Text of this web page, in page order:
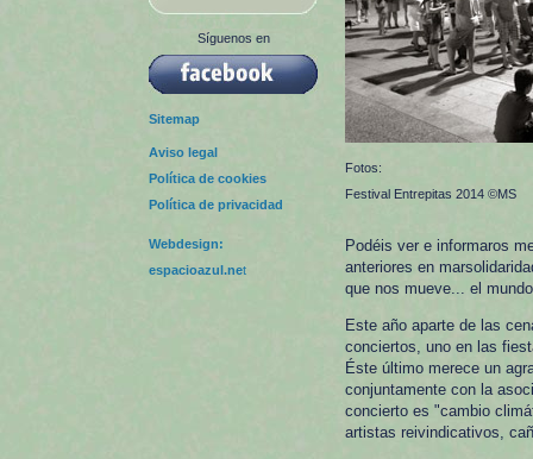
Síguenos en
Sitemap
Aviso legal
Política de cookies
Política de privacidad
Webdesign:
espacioazul.net
Fotos:
Festival Entrepitas 2014 ©MS
Podéis ver e informaros
anteriores en
que nos mueve... el
Este año aparte de las
conciertos, uno en las
Éste último merece un
conjuntamente con la
concierto es "cambio
artistas reivindicativos,